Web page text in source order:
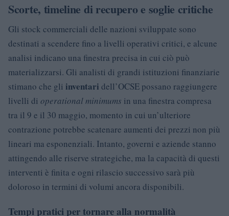
Scorte, timeline di recupero e soglie critiche
Gli stock commerciali delle nazioni sviluppate sono
destinati a scendere fino a livelli operativi critici, e alcune
analisi indicano una finestra precisa in cui ciò può
materializzarsi. Gli analisti di grandi istituzioni finanziarie
stimano che gli inventari dell’OCSE possano raggiungere
livelli di operational minimums in una finestra compresa
tra il 9 e il 30 maggio, momento in cui un’ulteriore
contrazione potrebbe scatenare aumenti dei prezzi non più
lineari ma esponenziali. Intanto, governi e aziende stanno
attingendo alle riserve strategiche, ma la capacità di questi
interventi è finita e ogni rilascio successivo sarà più
doloroso in termini di volumi ancora disponibili.
Tempi pratici per tornare alla normalità